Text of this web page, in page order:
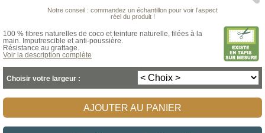
Notre conseil : commandez un échantillon pour voir l’aspect
réel du produit !
100 % fibres naturelles de coco et teinture naturelle, filées à la
main. Imputrescible et anti-poussière.
Résistance au grattage.
Voir la description complète
Choisir votre largeur :
AJOUTER AU PANIER